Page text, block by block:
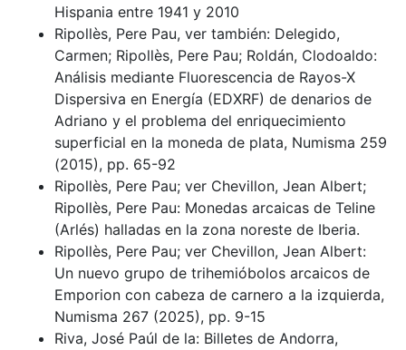
Hispania entre 1941 y 2010
Ripollès, Pere Pau, ver también: Delegido,
Carmen; Ripollès, Pere Pau; Roldán, Clodoaldo:
Análisis mediante Fluorescencia de Rayos-X
Dispersiva en Energía (EDXRF) de denarios de
Adriano y el problema del enriquecimiento
superficial en la moneda de plata, Numisma 259
(2015), pp. 65-92
Ripollès, Pere Pau; ver Chevillon, Jean Albert;
Ripollès, Pere Pau: Monedas arcaicas de Teline
(Arlés) halladas en la zona noreste de Iberia.
Ripollès, Pere Pau; ver Chevillon, Jean Albert:
Un nuevo grupo de trihemióbolos arcaicos de
Emporion con cabeza de carnero a la izquierda,
Numisma 267 (2025), pp. 9-15
Riva, José Paúl de la: Billetes de Andorra,